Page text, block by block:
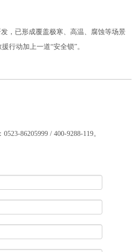
，已形成覆盖极寒、高温、腐蚀等场景
行动加上一道“安全锁”。
86205999 / 400-9288-119。